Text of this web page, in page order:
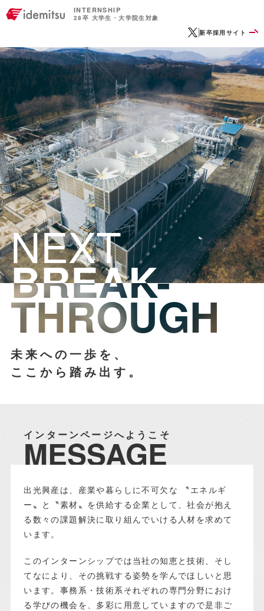
INTERNSHIP
28卒 大学生・大学院生対象
OFFICIAL X
新卒採用サイト
NEXT
BREAK
THROUGH
未来への一歩を、
ここから踏み出す。
NEXT
BREAK
THROUGH
未来への一歩を、
ここから踏み出す。
インターンページへようこそ
MESSAGE
出光興産は、産業や暮らしに不可欠な 〝エネルギ
ー〟と〝素材〟を供給する企業として、社会が抱え
る数々の課題解決に取り組んでいける人材を求めて
います。
このインターンシップでは当社の知恵と技術、そし
てなにより、その挑戦する姿勢を学んでほしいと思
います。事務系・技術系それぞれの専門分野におけ
る学びの機会を、多彩に用意していますので是非ご